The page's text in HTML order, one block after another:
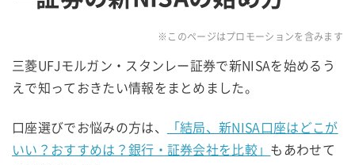
※このページはプロモーションを含みます
三菱UFJモルガン・スタンレー証券で新NISAを始めるう
えで知っておきたい情報をまとめました。
口座選びでお悩みの方は、
「結局、新NISA口座はどこが
いい？おすすめは？銀行・証券会社を比較」 もあわせて